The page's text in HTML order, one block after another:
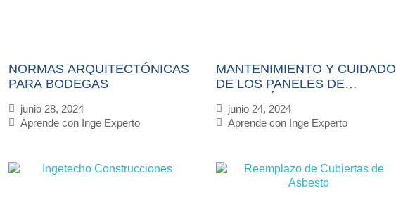
NORMAS ARQUITECTÓNICAS
PARA BODEGAS
junio 28, 2024
Aprende con Inge Experto
MANTENIMIENTO Y CUIDADO
DE LOS PANELES DE
junio 24, 2024
Aprende con Inge Experto